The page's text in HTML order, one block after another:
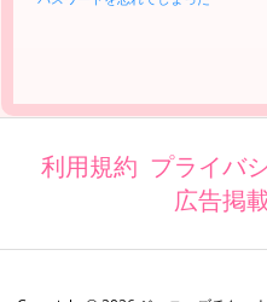
利用規約 プライバ
広告掲